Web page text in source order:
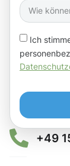
Ich
+49